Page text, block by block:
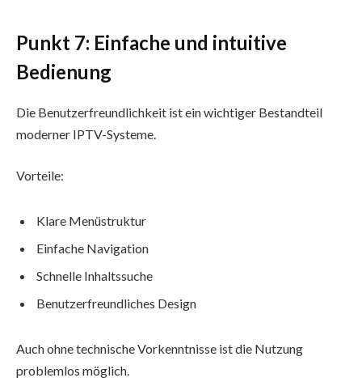
Punkt 7: Einfache und intuitive
Bedienung
Die Benutzerfreundlichkeit ist ein wichtiger Bestandteil
moderner IPTV-Systeme.
Vorteile:
Klare Menüstruktur
Einfache Navigation
Schnelle Inhaltssuche
Benutzerfreundliches Design
Auch ohne technische Vorkenntnisse ist die Nutzung
problemlos möglich.